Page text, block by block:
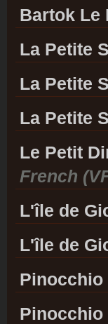
Bartok Le
La Petite
La Petite
La Petite
Le Petit
French
L'île de
L'île de
Pinocchio
Pinocchio